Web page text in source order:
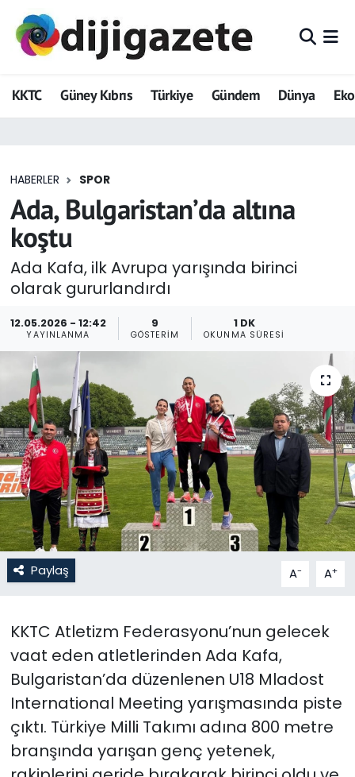
KKTC Güney Kıbrıs Türkiye Gündem Dünya
HABERLER SPOR
Ada, Bulgaristan’da altına
koştu
Ada Kafa, ilk Avrupa yarışında birinci
olarak gururlandırdı
12.05.2026 - 12:42
YAYINLANMA
9
GÖSTERIM
1 DK
OKUNMA SÜRESI
Paylaş A- A+
KKTC Atletizm Federasyonu’nun gelecek
vaat eden atletlerinden Ada Kafa,
Bulgaristan’da düzenlenen U18 Mladost
International Meeting yarışmasında piste
çıktı. Türkiye Milli Takımı adına 800 metre
branşında yarışan genç yetenek,
ADVERTORIAL
Dijigazete
Eğitim
Ekonomi
Foto Galeri
GEZİ
Güncel
Gündem
KKTC
KKTC YEREL SEÇİM 2018
Kültür Sanat
Magazin
Moda
Nöbetçi Eczaneler
Otomobil Dünyası
Politika
SAĞLIK
Hava Durumu
Trafik Durumu
Tüm Manşetler
Son Dakika Haberleri
Haber Arşivi